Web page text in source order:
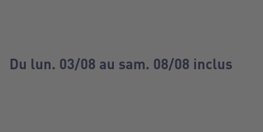
Du lun. 03/08 au sam. 08/08 inclus